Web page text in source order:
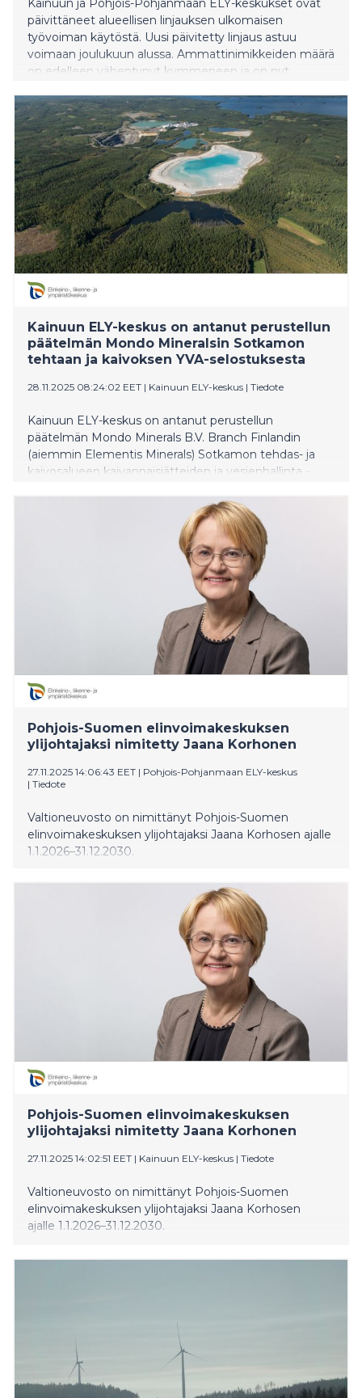
päivittäneet alueellisen linjauksen ulkomaisen
työvoiman käytöstä. Uusi päivitetty linjaus astuu
voimaan joulukuun alussa. Ammattinimikkeiden määrä
on edelleen vähentynyt kymmeneen ja on nyt
poistettu linjauksesta kolmena peräkkäisenä
päivityskertana heikon yleisen työmarkkinatilanteen
vuoksi. Linjaus päivitetään puolen vuoden välein.
Kainuun ELY-keskus on antanut perustellun
päätelmän Mondo Mineralsin Sotkamon
tehtaan ja kaivoksen YVA-selostuksesta
28.11.2025 08:24:02 EET | Kainuun ELY-keskus | Tiedote
Kainuun ELY-keskus on antanut perustellun
päätelmän Mondo Minerals B.V. Branch Finlandin
(aiemmin Elementis Minerals) Sotkamon tehdas- ja
kaivosalueen kaivannaisjätteiden ja vesienhallinta -
Pohjois-Suomen elinvoimakeskuksen
ylijohtajaksi nimitetty Jaana Korhonen
27.11.2025 14:06:43 EET | Pohjois-Pohjanmaan ELY-keskus
| Tiedote
Valtioneuvosto on nimittänyt Pohjois-Suomen
elinvoimakeskuksen ylijohtajaksi Jaana Korhosen ajalle
1.1.2026–31.12.2030.
Pohjois-Suomen elinvoimakeskuksen
ylijohtajaksi nimitetty Jaana Korhonen
27.11.2025 14:02:51 EET | Kainuun ELY-keskus | Tiedote
Valtioneuvosto on nimittänyt Pohjois-Suomen
elinvoimakeskuksen ylijohtajaksi Jaana Korhosen
ajalle 1.1.2026–31.12.2030.